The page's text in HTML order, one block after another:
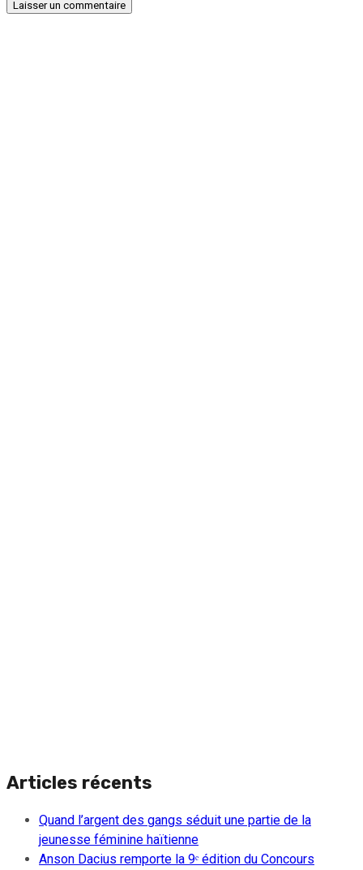
Articles récents
Quand l’argent des gangs séduit une partie de la
jeunesse féminine haïtienne
Anson Dacius remporte la 9ᵉ édition du Concours